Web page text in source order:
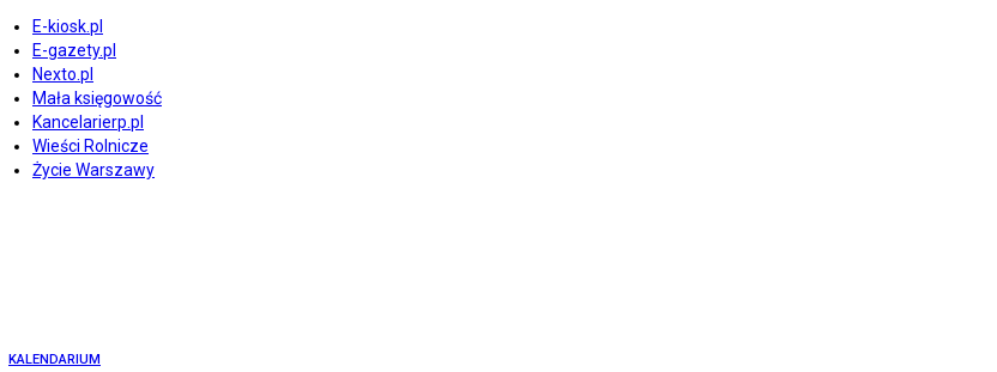
E-kiosk.pl
E-gazety.pl
Nexto.pl
Mała księgowość
Kancelarierp.pl
Wieści Rolnicze
Życie Warszawy
KALENDARIUM